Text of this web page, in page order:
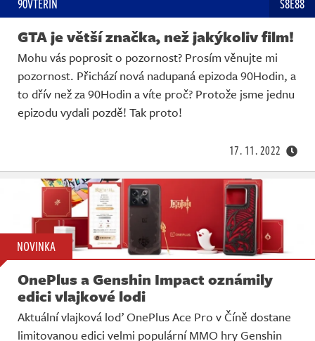
GTA je větší značka, než jakýkoliv film!
Mohu vás poprosit o pozornost? Prosím věnujte mi
pozornost. Přichází nová nadupaná epizoda 90Hodin, a
to dřív než za 90Hodin a víte proč? Protože jsme jednu
epizodu vydali pozdě! Tak proto!
17. 11. 2022
NOVINKA
OnePlus a Genshin Impact oznámily
edici vlajkové lodi
Aktuální vlajková loď OnePlus Ace Pro v Číně dostane
limitovanou edici velmi populární MMO hry Genshin